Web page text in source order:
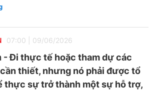
07:00 09/06/2026
- Đi thực tế hoặc tham dự các
thiết, nhưng nó phải được tổ
thực sự trở thành một sự hỗ trợ,